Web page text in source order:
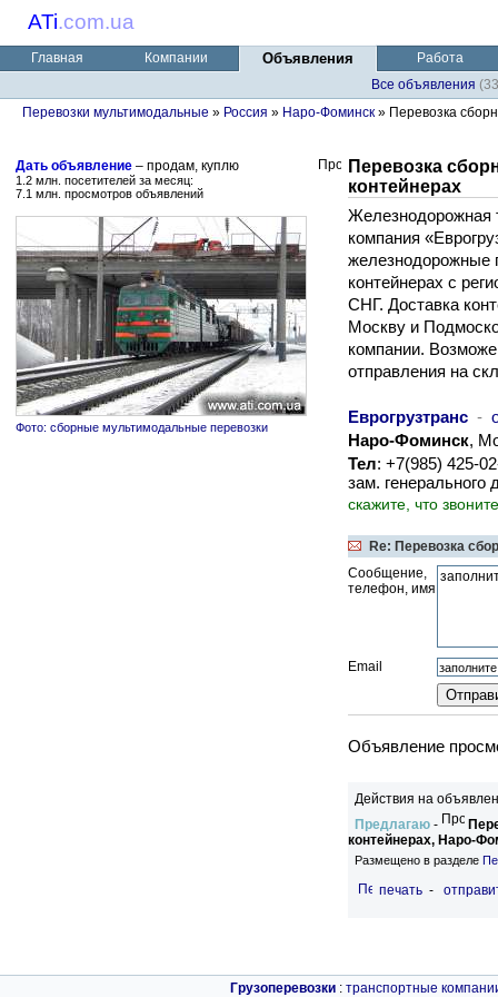
ATi.com.ua
Главная Компании Объявления
Работа
Все объявления
Перевозки мультимодальные » Россия » Наро-Фоминск » Перевозка
Дать объявление – продам, куплю
1.2 млн. посетителей за месяц:
7.1 млн. просмотров объявлений
Фото: сборные мультимодальные перевозки
Перевозка
контейнерах
Железнодорожная
компания
железнодорожные
контейнерах с
СНГ. Доставка
Москву и
компании.
отправления на
Еврогрузтранс -
Наро-Фоминск,
Тел: +7(985) 425-
зам. генерального
скажите, что
Re: Перевозка
Сообщение,
телефон, имя
Email
Объявление
Действия на
Предлагаю -
контейнерах, Наро-
Размещено в разделе
печать -
Грузоперевозки : транспортные